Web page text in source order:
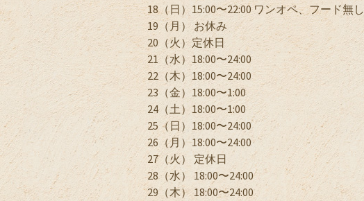
18（日）15:00〜22:00 ワンオペ、フード無し
19（月） お休み
20（火）定休日
21（水）18:00〜24:00
22（木）18:00〜24:00
23（金）18:00〜1:00
24（土）18:00〜1:00
25（日）18:00〜24:00
26（月）18:00〜24:00
27（火） 定休日
28（水） 18:00〜24:00
29（木） 18:00〜24:00